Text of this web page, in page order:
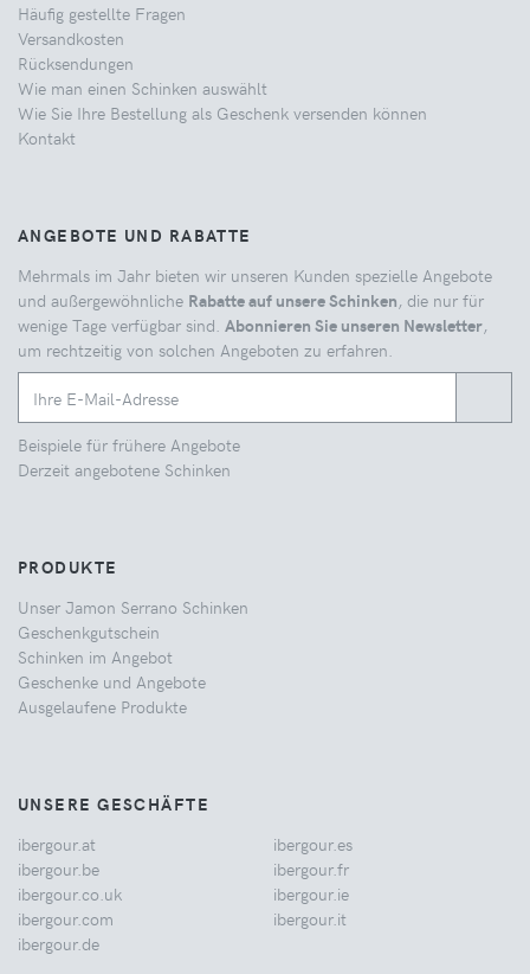
Häufig gestellte Fragen
Versandkosten
Rücksendungen
Wie man einen Schinken auswählt
Wie Sie Ihre Bestellung als Geschenk versenden können
Kontakt
ANGEBOTE UND RABATTE
Mehrmals im Jahr bieten wir unseren Kunden spezielle Angebote
und außergewöhnliche Rabatte auf unsere Schinken, die nur für
wenige Tage verfügbar sind. Abonnieren Sie unseren Newsletter,
um rechtzeitig von solchen Angeboten zu erfahren.
Beispiele für frühere Angebote
Derzeit angebotene Schinken
PRODUKTE
Unser Jamon Serrano Schinken
Geschenkgutschein
Schinken im Angebot
Geschenke und Angebote
Ausgelaufene Produkte
UNSERE GESCHÄFTE
ibergour.at
ibergour.be
ibergour.co.uk
ibergour.com
ibergour.de
ibergour.es
ibergour.fr
ibergour.ie
ibergour.it